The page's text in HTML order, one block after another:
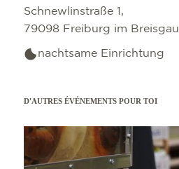
Schnewlinstraße 1,
79098 Freiburg im Breisgau
nachtsame Einrichtung
D'AUTRES ÉVÉNEMENTS POUR TOI
En savoir plus